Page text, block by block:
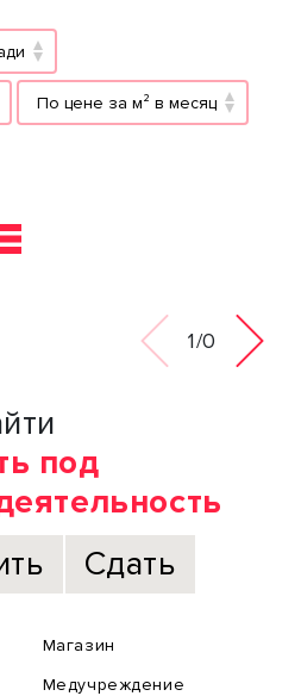
По цене за м² в месяц
1/0
под
Сдать
Магазин
Медучреждение